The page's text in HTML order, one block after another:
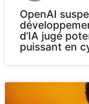
OpenAI
d’IA jugé
puissant en